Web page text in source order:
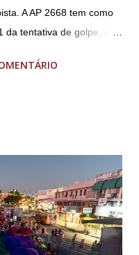
A AP 2668 tem como
tentativa de golpe, ou
Ramagem, ex-diretor da
o almirante Almir
coronel Mauro Cid,
(réu-colaborador); o ex-
o general Paulo
e o general da
da Casa Civil e da